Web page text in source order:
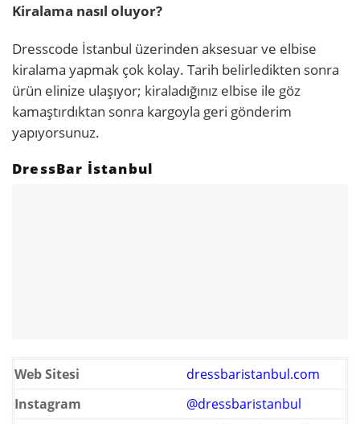
Kiralama nasıl oluyor?
Dresscode İstanbul üzerinden aksesuar ve elbise
kiralama yapmak çok kolay. Tarih belirledikten sonra
ürün elinize ulaşıyor; kiraladığınız elbise ile göz
kamaştırdıktan sonra kargoyla geri gönderim
yapıyorsunuz.
DressBar İstanbul
Web Sitesi
dressbaristanbul.com
Instagram
@dressbaristanbul